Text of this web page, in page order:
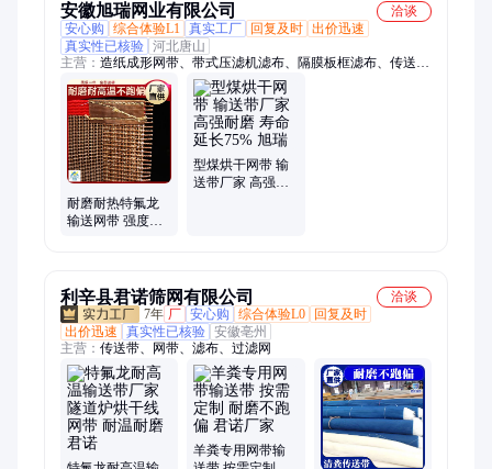
安徽旭瑞网业有限公司
洽谈
安心购
综合体验L1 真实工厂 回复及时 出价迅速
真实性已核验 河北唐山
主营： 造纸成形网带、带式压滤机滤布、隔膜板框滤布、传送
带、品质滤布
耐磨耐热特氟龙
输送网带 强度高
型煤烘干网带 输
送带厂家 高强耐
利辛县君诺筛网有限公司
洽谈
7年 厂 安心购 综合体验L0
回复及时
出价迅速
真实性已核验 安徽亳州
主营： 传送带、网带、滤布、过滤网
羊粪专用网带输